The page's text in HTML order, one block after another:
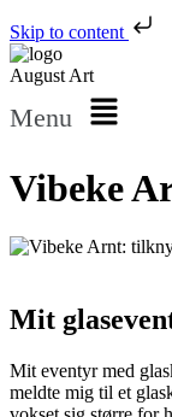
Skip to content
August Art
Menu
Vibeke
Mit
Mit eventyr med
meldte mig til et